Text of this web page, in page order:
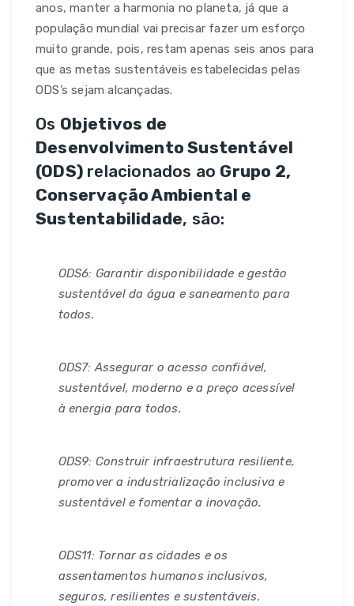
anos, manter a harmonia no planeta, já que a
população mundial vai precisar fazer um esforço
muito grande, pois, restam apenas seis anos para
que as metas sustentáveis estabelecidas pelas
ODS’s sejam alcançadas.
Os Objetivos de
Desenvolvimento Sustentável
(ODS) relacionados ao Grupo 2,
Conservação Ambiental e
Sustentabilidade, são:
ODS6: Garantir disponibilidade e gestão
sustentável da água e saneamento para
todos.
ODS7: Assegurar o acesso confiável,
sustentável, moderno e a preço acessível
à energia para todos.
ODS9: Construir infraestrutura resiliente,
promover a industrialização inclusiva e
sustentável e fomentar a inovação.
ODS11: Tornar as cidades e os
assentamentos humanos inclusivos,
seguros, resilientes e sustentáveis.